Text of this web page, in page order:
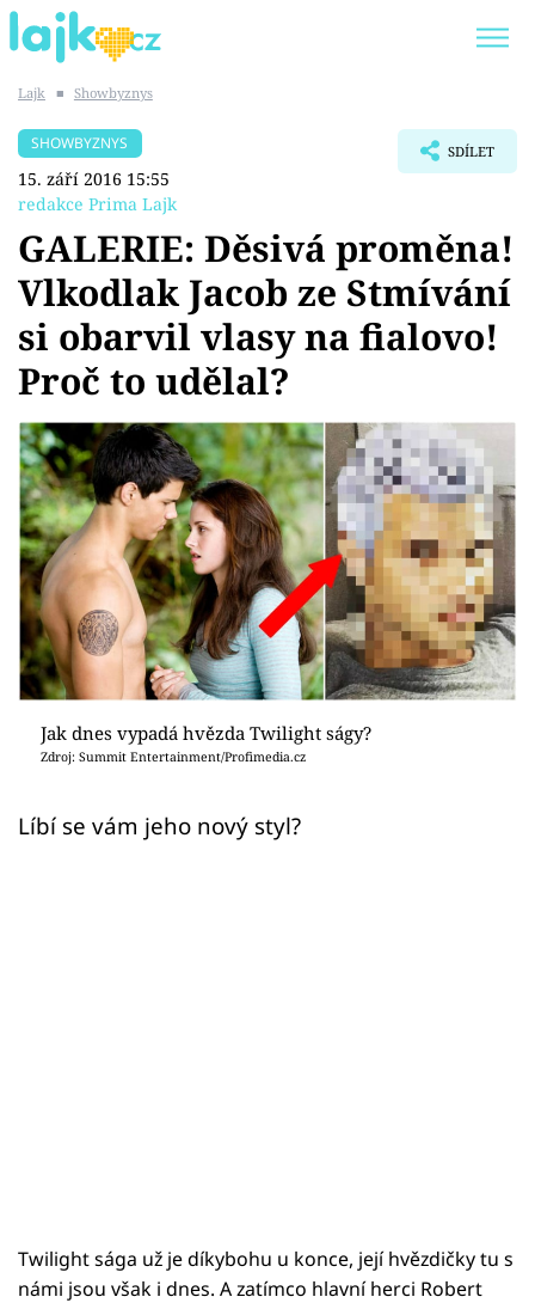
SHOPAHOLICADEL
Témata
Showbyznys
Youtubeři
Virály
Sex a vztahy
Videa
Sledujte prima+
Přihlášení
Sledujte nás
Lajk ■ Showbyznys
SHOWBYZNYS
15. září 2016 15:55
redakce Prima Lajk
SDÍLET
GALERIE: Děsivá proměna!
Vlkodlak Jacob ze Stmívání
si obarvil vlasy na fialovo!
Proč to udělal?
Jak dnes vypadá hvězda Twilight ságy?
Zdroj: Summit Entertainment/Profimedia.cz
Líbí se vám jeho nový styl?
Twilight sága už je díkybohu u konce, její hvězdičky tu s
námi jsou však i dnes. A zatímco hlavní herci Robert